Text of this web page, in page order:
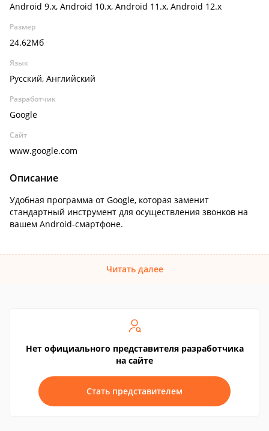
Android 9.x, Android 10.x, Android 11.x, Android 12.x
Размер
24.62Мб
Язык
Русский, Английский
Разработчик
Google
Сайт
www.google.com
Описание
Удобная программа от Google, которая заменит
стандартный инструмент для осуществления звонков на
вашем Android-смартфоне.
Читать далее
Нет официального представителя разработчика
на сайте
Стать представителем